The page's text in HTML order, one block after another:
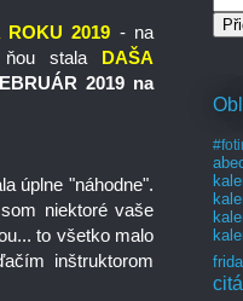
ROKU 2019 - na
stala DAŠA
2019 na
úplne "náhodne".
niektoré vaše
to všetko malo
inštruktorom